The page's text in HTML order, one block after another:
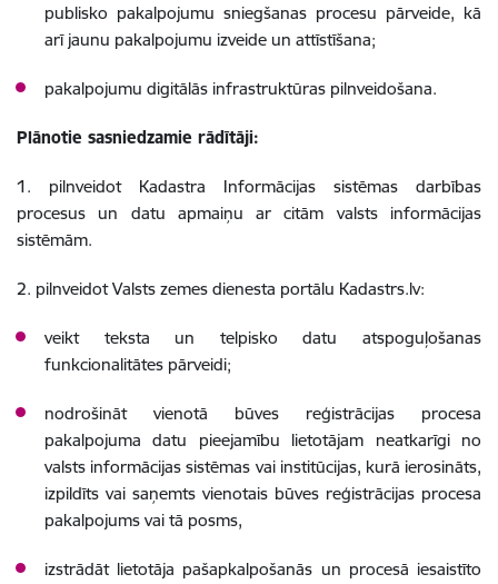
publisko pakalpojumu sniegšanas procesu pārveide, kā
arī jaunu pakalpojumu izveide un attīstīšana;
pakalpojumu digitālās infrastruktūras pilnveidošana.
Plānotie sasniedzamie rādītāji:
1. pilnveidot Kadastra Informācijas sistēmas darbības
procesus un datu apmaiņu ar citām valsts informācijas
sistēmām.
2. pilnveidot Valsts zemes dienesta portālu Kadastrs.lv:
veikt teksta un telpisko datu atspoguļošanas
funkcionalitātes pārveidi;
nodrošināt vienotā būves reģistrācijas procesa
pakalpojuma datu pieejamību lietotājam neatkarīgi no
valsts informācijas sistēmas vai institūcijas, kurā ierosināts,
izpildīts vai saņemts vienotais būves reģistrācijas procesa
pakalpojums vai tā posms,
izstrādāt lietotāja pašapkalpošanās un procesā iesaistīto